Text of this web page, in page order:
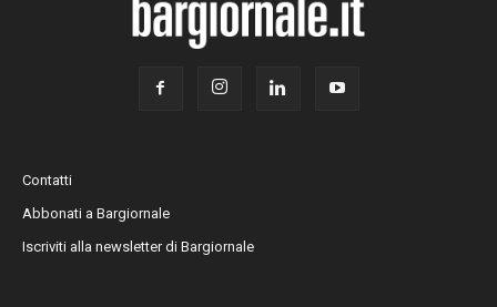
Contatti
Abbonati a Bargiornale
Iscriviti alla newsletter di Bargiornale